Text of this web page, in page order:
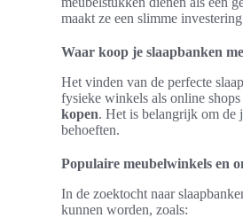
maakt ze een slimme
Waar koop je slaapbanken
Het vinden van de perfecte
fysieke winkels als online
kopen. Het is belangrijk om de
behoeften.
Populaire meubelwinkels en
In de zoektocht naar
kunnen worden, zoals: